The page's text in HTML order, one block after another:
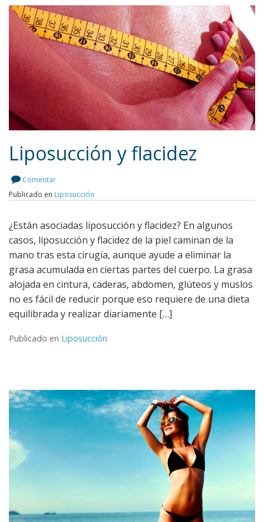
Liposucción y flacidez
Comentar
Publicado en Liposucción
¿Están asociadas liposucción y flacidez? En algunos
casos, liposucción y flacidez de la piel caminan de la
mano tras esta cirugía, aunque ayude a eliminar la
grasa acumulada en ciertas partes del cuerpo. La grasa
alojada en cintura, caderas, abdomen, glúteos y muslos
no es fácil de reducir porque eso requiere de una dieta
equilibrada y realizar diariamente […]
Publicado en Liposucción